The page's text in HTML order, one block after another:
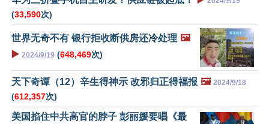
(33,590次)
世界无奇不有 银行拒收断供房还冷处理 🖼️
▶️ 2024/9/19 (648,469次)
天下奇谭（12）辛生得神示 改邪归正得福报 🖼️ 2024/9/18
(612,357次)
美国掐住中共高官的脖子 彭丽媛要唱《最